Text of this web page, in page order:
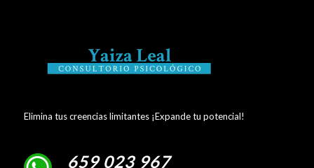
Elimina tus creencias limitantes ¡Expande tu potencial!
659 023 967